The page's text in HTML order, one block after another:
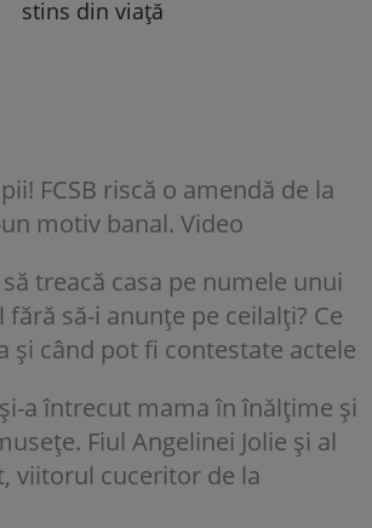
stins din viață
FCSB riscă o amendă de la
motiv banal. Video
treacă casa pe numele unui
să-i anunțe pe ceilalți? Ce
și când pot fi contestate actele
a întrecut mama în înălțime și
Fiul Angelinei Jolie și al
viitorul cuceritor de la